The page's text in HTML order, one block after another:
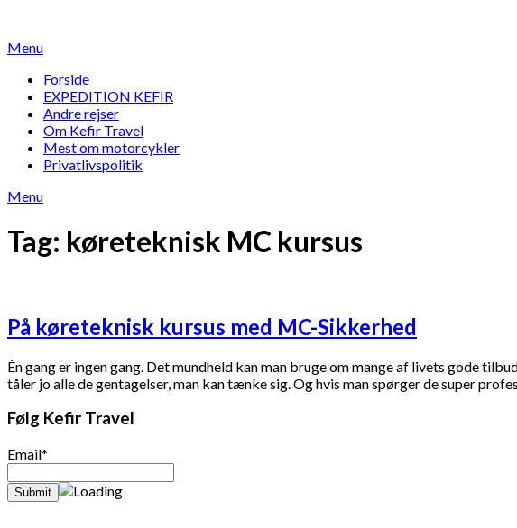
content
Menu
Forside
EXPEDITION KEFIR
Andre rejser
Om Kefir Travel
Mest om motorcykler
Privatlivspolitik
Menu
Tag: køreteknisk MC kursus
På køreteknisk kursus med MC-Sikkerhed
Èn gang er ingen gang. Det mundheld kan man bruge om mange af livets gode
tåler jo alle de gentagelser, man kan tænke sig. Og hvis man spørger de super
Følg Kefir Travel
Email*